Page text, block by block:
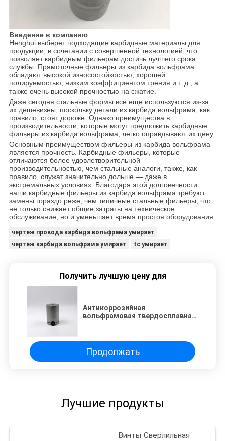
Введение в компанию
Henghui выберет подходящие карбидные материалы для
продукции, в сочетании с совершенной технологией, что
позволяет карбидным фильерам достичь лучшего срока
службы. Прямоточные фильеры из карбида вольфрама
обладают высокой износостойкостью, хорошей
полируемостью, низким коэффициентом трения и т. д., а
также очень высокой прочностью на сжатие.
Даже сегодня стальные формы все еще используются из-за
их дешевизны, поскольку детали из карбида вольфрама, как
правило, стоят дороже. Однако преимущества в
производительности, которые могут предложить карбидные
фильеры из карбида вольфрама, легко оправдывают их цену.
Основным преимуществом фильеры из карбида вольфрама
является прочность. Карбидные фильеры, которые
отличаются более удовлетворительной
производительностью, чем стальные аналоги, также, как
правило, служат значительно дольше — даже в
экстремальных условиях. Благодаря этой долговечности
наши карбидные фильеры из карбида вольфрама требуют
замены гораздо реже, чем типичные стальные фильеры, что
не только снижает общие затраты на техническое
обслуживание, но и уменьшает время простоя оборудования.
чертеж провода карбида вольфрама умирает
чертеж карбида вольфрама умирает
tc умирает
Получить лучшую цену для
Антикоррозийная
вольфрамовая твердосплавная
Продолжать
Лучшие продукты
Винты Сверлильная